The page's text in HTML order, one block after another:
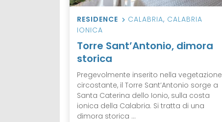
RESIDENCE CALABRIA, CALABRIA
IONICA
Torre Sant’Antonio, dimora
storica
Pregevolmente inserito nella vegetazione
circostante, il Torre Sant’Antonio sorge a
Santa Caterina dello Ionio, sulla costa
ionica della Calabria. Si tratta di una
dimora storica ...